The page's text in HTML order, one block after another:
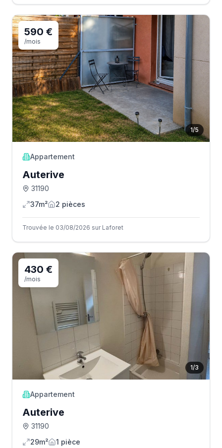
1/5
590 €
/mois
Appartement
Auterive
31190
37m²
2 pièces
Trouvée le 03/08/2026 sur Laforet
1/3
430 €
/mois
Appartement
Auterive
31190
29m²
1 pièce